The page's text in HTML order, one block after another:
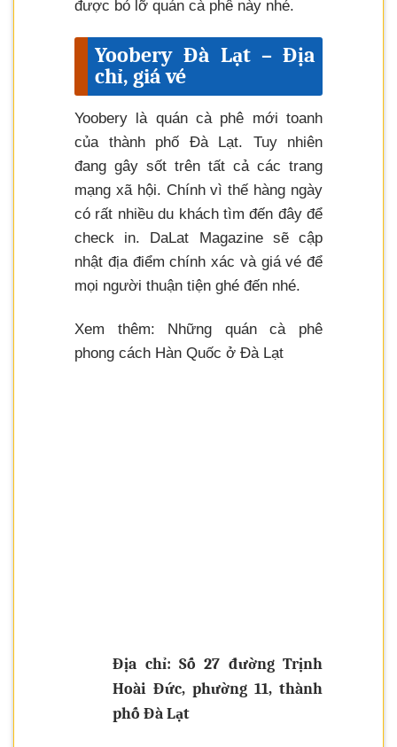
được bỏ lỡ quán cà phê này nhé.
Yoobery Đà Lạt – Địa
chỉ, giá vé
Yoobery là quán cà phê mới toanh
của thành phố Đà Lạt. Tuy nhiên
đang gây sốt trên tất cả các trang
mạng xã hội. Chính vì thế hàng ngày
có rất nhiều du khách tìm đến đây để
check in. DaLat Magazine sẽ cập
nhật địa điểm chính xác và giá vé để
mọi người thuận tiện ghé đến nhé.
Xem thêm: Những quán cà phê
phong cách Hàn Quốc ở Đà Lạt
Địa chỉ: Số 27 đường Trịnh
Hoài Đức, phường 11, thành
phố Đà Lạt